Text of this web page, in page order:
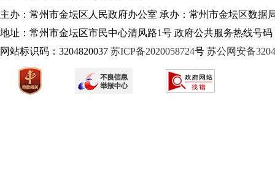
主办：常州市金坛区人民政府办公室 承办：常州市金坛区数据
地址：常州市金坛区市民中心清风路1号 政府公共服务热线号码
网站标识码：3204820037 苏ICP备2020058724号 苏公网安备